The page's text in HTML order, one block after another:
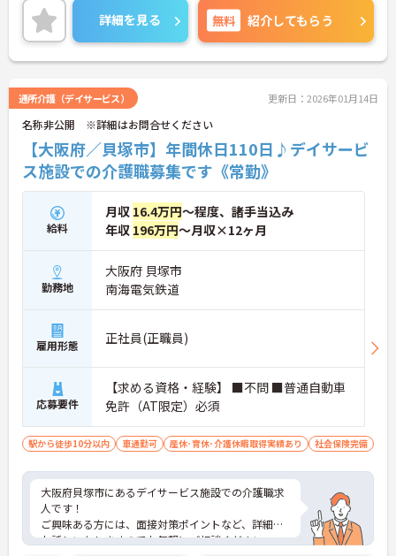
詳細を見る 無料 紹介してもらう
通所介護（デイサービス） 更新日：2026年01月14日
名称非公開 ※詳細はお問合せください
【大阪府／貝塚市】年間休日110日♪デイサービ
ス施設での介護職募集です《常勤》
給料
月収 16.4万円～程度、諸手当込み
年収 196万円～月収×12ヶ月
勤務地
大阪府 貝塚市
南海電気鉄道
雇用形態 正社員(正職員)
応募要件
【求める資格・経験】 ■不問 ■普通自動車
免許（AT限定）必須
駅から徒歩10分以内 車通勤可 産休･育休･介護休暇取得実績あり 社会保険完備
大阪府貝塚市にあるデイサービス施設での介護職求
人です！
ご興味ある方には、面接対策ポイントなど、詳細を
お話しいたしますのでお気軽にご相談ください。